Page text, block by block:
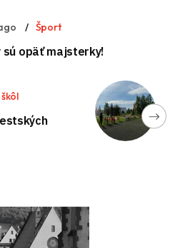
Šport
sú opäť majsterky!